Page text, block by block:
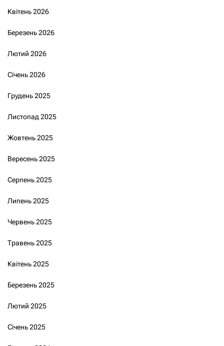
Квітень 2026
Березень 2026
Лютий 2026
Січень 2026
Грудень 2025
Листопад 2025
Жовтень 2025
Вересень 2025
Серпень 2025
Липень 2025
Червень 2025
Травень 2025
Квітень 2025
Березень 2025
Лютий 2025
Січень 2025